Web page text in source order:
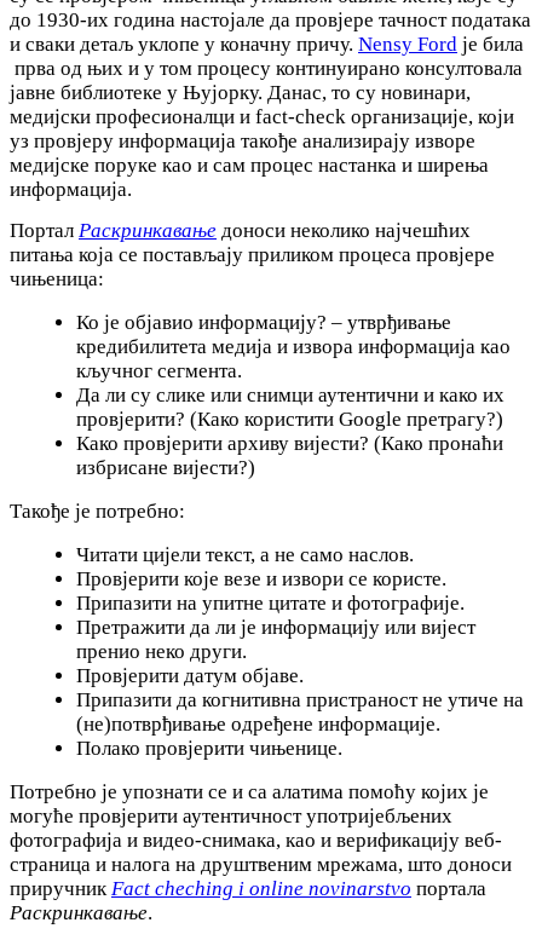
до 1930-их година настојале да провјере тачност података
и сваки детаљ уклопе у коначну причу. Nensy Ford је била
прва од њих и у том процесу континуирано консултовала
јавне библиотеке у Њујорку. Данас, то су новинари,
медијски професионалци и fact-check организације, који
уз провјеру информација такође анализирају изворе
медијске поруке као и сам процес настанка и ширења
информација.
Портал Раскринкавање доноси неколико најчешћих
питања која се постављају приликом процеса провјере
чињеница:
Ко је објавио информацију? – утврђивање
кредибилитета медија и извора информација као
кључног сегмента.
Да ли су слике или снимци аутентични и како их
провјерити? (Како користити Google претрагу?)
Како провјерити архиву вијести? (Како пронаћи
избрисане вијести?)
Такође је потребно:
Читати цијели текст, а не само наслов.
Провјерити које везе и извори се користе.
Припазити на упитне цитате и фотографије.
Претражити да ли је информацију или вијест
пренио неко други.
Провјерити датум објаве.
Припазити да когнитивна пристраност не утиче на
(не)потврђивање одређене информације.
Полако провјерити чињенице.
Потребно је упознати се и са алатима помоћу којих је
могуће провјерити аутентичност употријебљених
фотографија и видео-снимака, као и верификацију веб-
страница и налога на друштвеним мрежама, што доноси
приручник Fact cheching i online novinarstvo портала
Раскринкавање.